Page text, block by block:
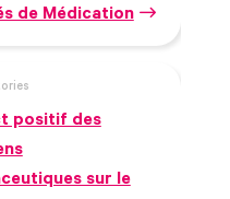
de Médication
positif des
sur le